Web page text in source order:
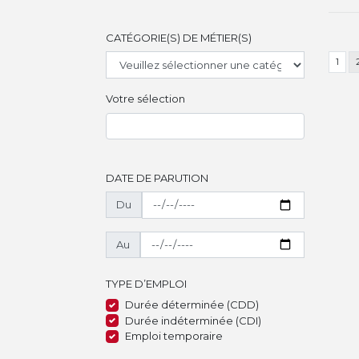
CATÉGORIE(S) DE MÉTIER(S)
Votre sélection
DATE DE PARUTION
Du
Au
TYPE D’EMPLOI
Durée déterminée (CDD)
Durée indéterminée (CDI)
Emploi temporaire
1